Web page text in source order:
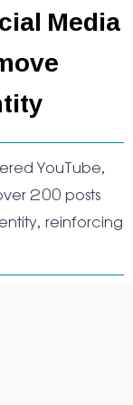
Media
YouTube,
200 posts
reinforcing